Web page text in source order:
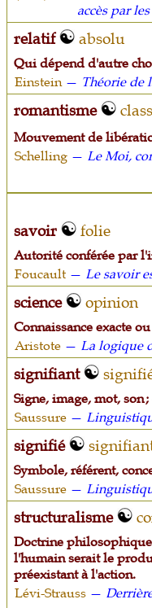
accès par
relatif absolu
Qui dépend d'autre
Einstein— Théorie de
romantisme
Mouvement de
Schelling— Le Moi,
savoir folie
Autorité conférée par
Foucault— Le savoir
science opinion
Connaissance exacte
Aristote— La logique
signifiant
Signe, image, mot, son
Saussure—
signifié
Symbole, référent,
Saussure—
structuralisme
Doctrine
l'humain serait le
préexistant à l'action.
Lévi-Strauss—